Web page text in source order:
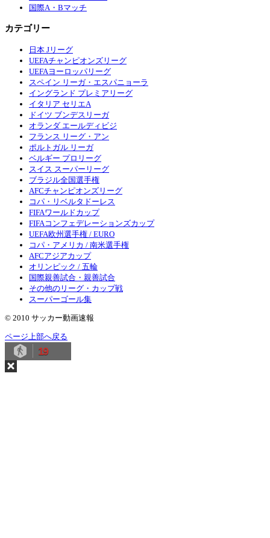
国際A・Bマッチ
カテゴリー
日本 Jリーグ
UEFAチャンピオンズリーグ
UEFAヨーロッパリーグ
スペイン リーガ・エスパニョーラ
イングランド プレミアリーグ
イタリア セリエA
ドイツ ブンデスリーガ
オランダ エールディビジ
フランス リーグ・アン
ポルトガル リーガ
ベルギー プロリーグ
スイス スーパーリーグ
ブラジル全国選手権
AFCチャンピオンズリーグ
コパ・リベルタドーレス
FIFAワールドカップ
FIFAコンフェデレーションズカップ
UEFA欧州選手権 / EURO
コパ・アメリカ / 南米選手権
AFCアジアカップ
オリンピック / 五輪
国際親善試合・親善試合
その他のリーグ・カップ戦
スーパーゴール集
© 2010 サッカー動画速報
ページ上部へ戻る
19